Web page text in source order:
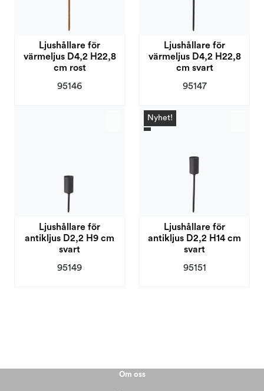
Ljushållare för
värmeljus D4,2 H22,8
cm rost
95146
Ljushållare för
värmeljus D4,2 H22,8
cm svart
95147
Ljushållare för
antikljus D2,2 H9 cm
svart
95149
Nyhet!
Ljushållare för
antikljus D2,2 H14 cm
svart
95151
Om oss